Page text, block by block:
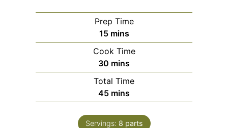
Prep Time
15minutes
mins
Cook Time
30 minutes
mins
Total Time
45minutes
mins
Servings: 8 parts